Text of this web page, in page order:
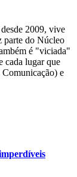
2009, vive
parte do Núcleo
é "viciada"
cada lugar que
e